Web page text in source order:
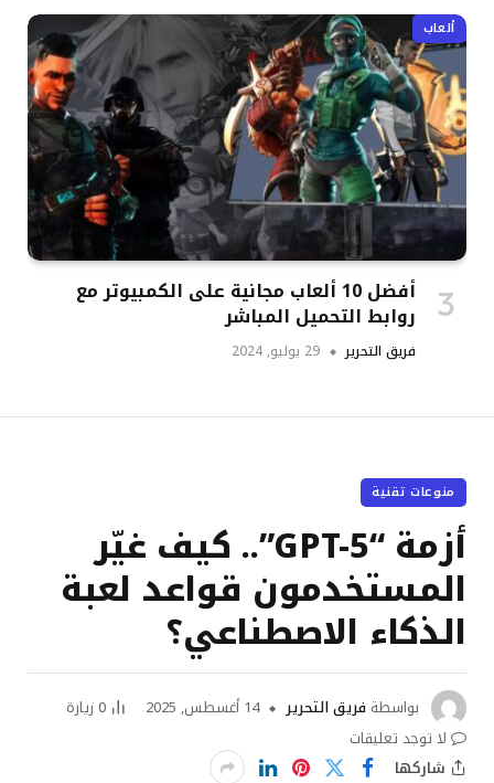
ألعاب
أفضل 10 ألعاب مجانية على الكمبيوتر مع
روابط التحميل المباشر
فريق التحرير 29 يوليو, 2024
منوعات تقنية
أزمة “GPT-5”.. كيف غيّر
المستخدمون قواعد لعبة
الذكاء الاصطناعي؟
بواسطة فريق التحرير 14 أغسطس, 2025 0زيارة
لا توجد تعليقات
شاركها